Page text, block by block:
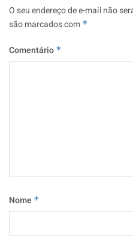
O seu endereço de e-mail não
são marcados com *
Comentário *
Nome *